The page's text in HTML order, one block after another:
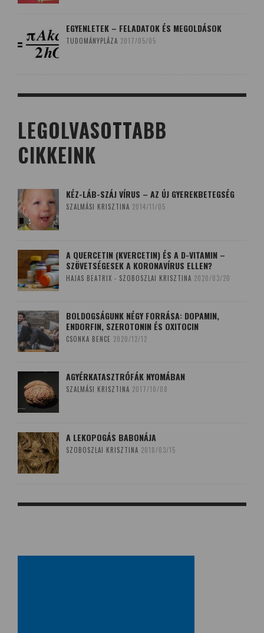
EGYENLETEK – FELADATOK ÉS MEGOLDÁSOK
TUDOMÁNYPLÁZA 2017/05/05
LEGOLVASOTTABB
CIKKEINK
KÉZ-LÁB-SZÁJ VÍRUS – AZ ÚJ GYEREKBETEGSÉG
SZALMÁSI KRISZTINA 2014/11/05
A QUERCETIN (KVERCETIN) ÉS A D-VITAMIN –
SZÖVETSÉGESEK A KORONAVÍRUS ELLEN?
HAJAS BEATRIX - SZOBOSZLAI KRISZTINA 2020/03/20
BOLDOGSÁGUNK NÉGY FORRÁSA: DOPAMIN,
ENDORFIN, SZEROTONIN ÉS OXITOCIN
CSONKA BENCE 2020/12/12
AGYÉRKATASZTRÓFÁK NYOMÁBAN
SZALMÁSI KRISZTINA 2017/10/08
A LEKOPOGÁS BABONÁJA
SZOBOSZLAI KRISZTINA 2018/03/15